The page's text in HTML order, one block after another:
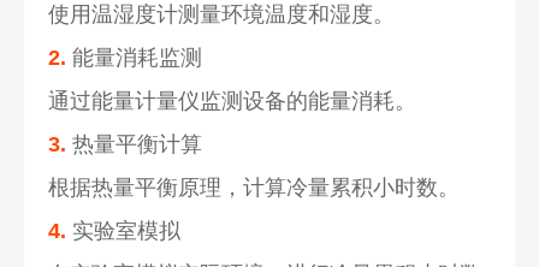
使用温湿度计测量环境温度和湿度。
2. 能量消耗监测
通过能量计量仪监测设备的能量消耗。
3. 热量平衡计算
根据热量平衡原理，计算冷量累积小时数。
4. 实验室模拟